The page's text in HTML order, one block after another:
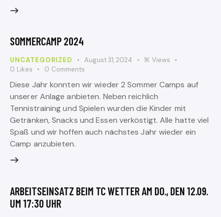
SOMMERCAMP 2024
UNCATEGORIZED August 31, 2024 1K Views
0 Likes 0 Comments
Diese Jahr konnten wir wieder 2 Sommer Camps auf
unserer Anlage anbieten. Neben reichlich
Tennistraining und Spielen wurden die Kinder mit
Getränken, Snacks und Essen verköstigt. Alle hatte viel
Spaß und wir hoffen auch nächstes Jahr wieder ein
Camp anzubieten.
ARBEITSEINSATZ BEIM TC WETTER AM DO., DEN 12.09.
UM 17:30 UHR